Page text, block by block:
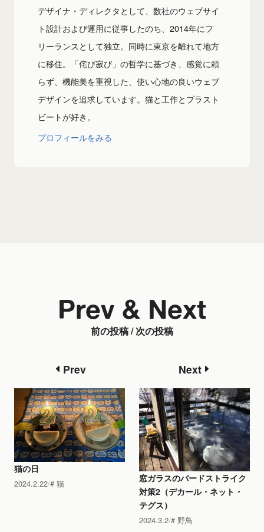
デザイナ・ディレクタとして、数社のウェブサイ
ト設計および運用に従事したのち、2014年にフ
リーランスとして独立。同時に東京を離れて地方
に移住。「侘び寂び」の哲学に基づき、感覚に頼
らず、機能美を重視した、使い心地の良いウェブ
デザインを追求しています。猫と工作とブラスト
ビートが好き。
プロフィールをみる
前の投稿 / 次の投稿
Prev & Next
Prev
猫の日
2024.2.22 猫
Next
窓ガラスのバードストライク
対策2（デカール・ネット・
テグス）
2024.3.2 野鳥